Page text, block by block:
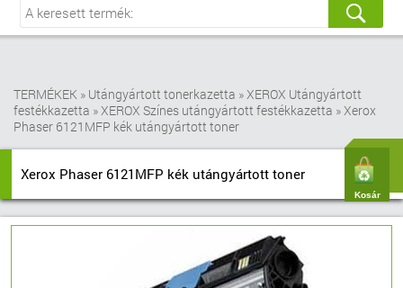
Kosár
TERMÉKEK » Utángyártott tonerkazetta »XEROX Utángyártott
festékkazetta »XEROX Színes utángyártott festékkazetta »Xerox
Phaser 6121MFP kék utángyártott toner
Xerox Phaser 6121MFP kék utángyártott toner